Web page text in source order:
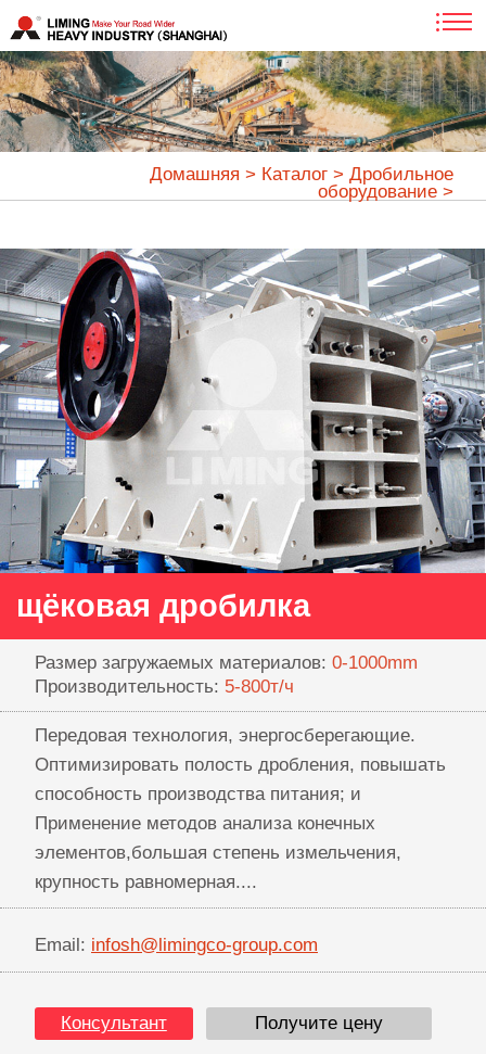
Домашняя > Каталог > Дробильное
оборудование >
щёковая дробилка
Размер загружаемых материалов: 0-1000mm
Производительность: 5-800т/ч
Передовая технология, энергосберегающие.
Оптимизировать полость дробления, повышать
способность производства питания; и
Применение методов анализа конечных
элементов,большая степень измельчения,
крупность равномерная....
Email: infosh@limingco-group.com
Консультант Получите цену